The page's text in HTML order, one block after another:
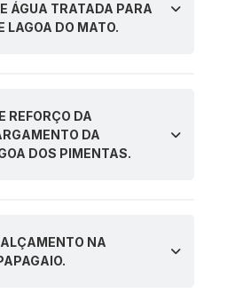
ÁGUA TRATADA PARA
LAGOA DO MATO.
REFORÇO DA
DA
DOS PIMENTAS.
NA